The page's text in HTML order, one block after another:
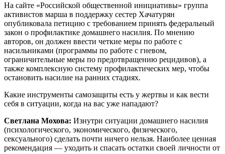
На сайте «Российской общественной инициативы» группа
активистов марша в поддержку сестер Хачатурян
опубликовала петицию с требованием принять федеральный
закон о профилактике домашнего насилия. По мнению
авторов, он должен ввести четкие меры по работе с
насильниками (программы по работе с гневом,
ограничительные меры по предотвращению рецидивов), а
также комплексную систему профилактических мер, чтобы
остановить насилие на ранних стадиях.
Какие инструменты самозащиты есть у жертвы и как вести
себя в ситуации, когда на вас уже нападают?
Светлана Мохова: Изнутри ситуации домашнего насилия
(психологического, экономического, физического,
сексуального) сделать почти ничего нельзя. Наиболее ценная
рекомендация — уходить и спасать остатки своей личности от